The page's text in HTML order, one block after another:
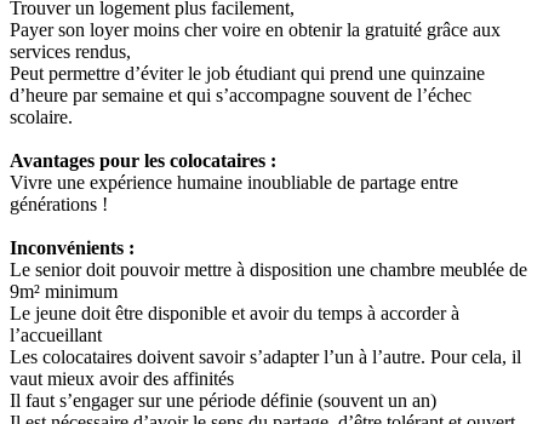
Trouver un logement plus facilement,
Payer son loyer moins cher voire en obtenir la gratuité grâce aux
services rendus,
Peut permettre d’éviter le job étudiant qui prend une quinzaine
d’heure par semaine et qui s’accompagne souvent de l’échec
scolaire.
Avantages pour les colocataires :
Vivre une expérience humaine inoubliable de partage entre
générations !
Inconvénients :
Le senior doit pouvoir mettre à disposition une chambre meublée de
9m² minimum
Le jeune doit être disponible et avoir du temps à accorder à
l’accueillant
Les colocataires doivent savoir s’adapter l’un à l’autre. Pour cela, il
vaut mieux avoir des affinités
Il faut s’engager sur une période définie (souvent un an)